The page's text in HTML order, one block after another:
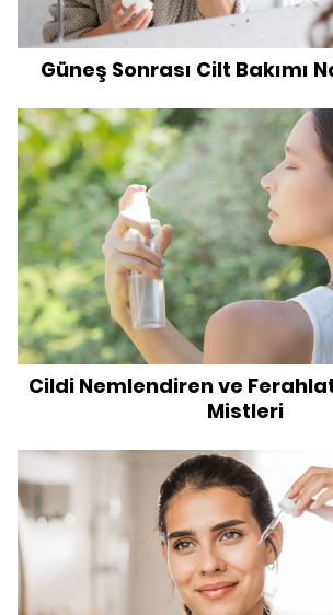
Güneş Sonrası Cilt Bakımı
Cildi Nemlendiren ve
Mistleri